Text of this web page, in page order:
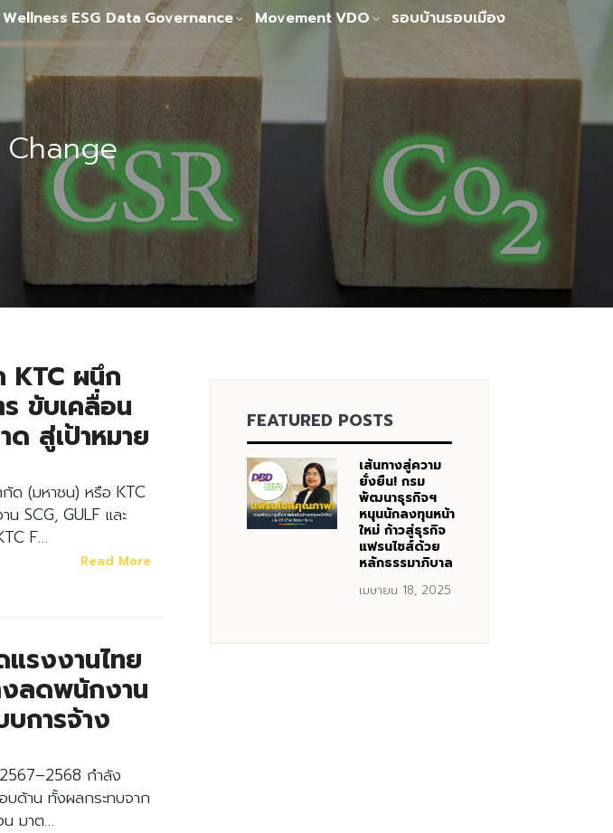
ESG Data Governance MovementVDO รอบบ้านรอบเมือง
KTC ผนึก
ขับเคลื่อน
สู่เป้าหมาย
ด (มหาชน) หรือ KTC
SCG, GULF และ
F…
Read More
รงงานไทย
ลดพนักงาน
การจ้าง
กำลัง
บด้าน ทั้งผลกระทบจาก
น มาต…
FEATURED POSTS
เส้นทางสู่ความ
ยั่งยืน! กรม
พัฒนาธุรกิจฯ
หนุนนักลงทุนหน้า
ใหม่ ก้าวสู่ธุรกิจ
แฟรนไชส์ด้วย
หลักธรรมาภิบาล
เมษายน 18, 2025